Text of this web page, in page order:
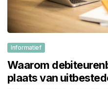
Informatief
Waarom
plaats van